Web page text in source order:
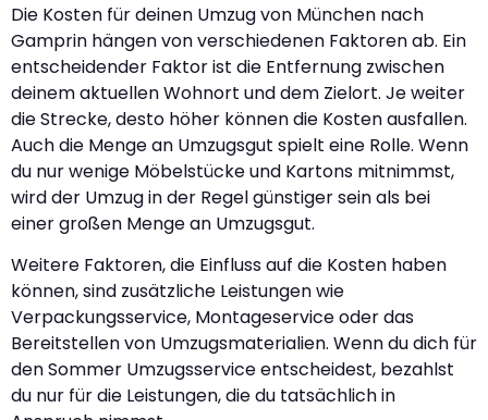
Die Kosten für deinen Umzug von München nach
Gamprin hängen von verschiedenen Faktoren ab. Ein
entscheidender Faktor ist die Entfernung zwischen
deinem aktuellen Wohnort und dem Zielort. Je weiter
die Strecke, desto höher können die Kosten ausfallen.
Auch die Menge an Umzugsgut spielt eine Rolle. Wenn
du nur wenige Möbelstücke und Kartons mitnimmst,
wird der Umzug in der Regel günstiger sein als bei
einer großen Menge an Umzugsgut.
Weitere Faktoren, die Einfluss auf die Kosten haben
können, sind zusätzliche Leistungen wie
Verpackungsservice, Montageservice oder das
Bereitstellen von Umzugsmaterialien. Wenn du dich für
den Sommer Umzugsservice entscheidest, bezahlst
du nur für die Leistungen, die du tatsächlich in